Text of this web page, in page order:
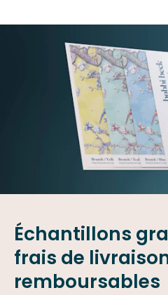
Échantillons
frais de
remboursables